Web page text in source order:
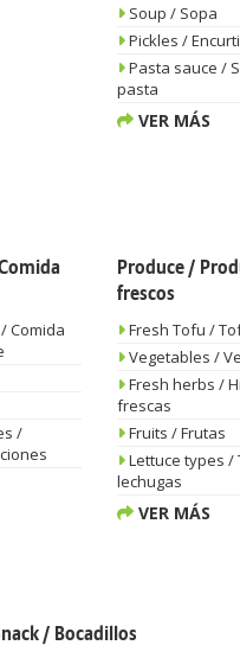
Soup / Sopa
Pickles /
Pasta sauce /
pasta
VER MÁS
Comida
/
Produce /
frescos
Fresh Tofu /
Vegetables /
Fresh herbs /
frescas
Fruits / Frutas
Lettuce types /
lechugas
VER MÁS
/ Bocadillos